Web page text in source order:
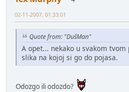
02-11-2007, 01:33:01
Quote from: "DušMan"
A opet... nekako u svakom
slika na kojoj si go do pojasa.
Odozgo ili odozdo?